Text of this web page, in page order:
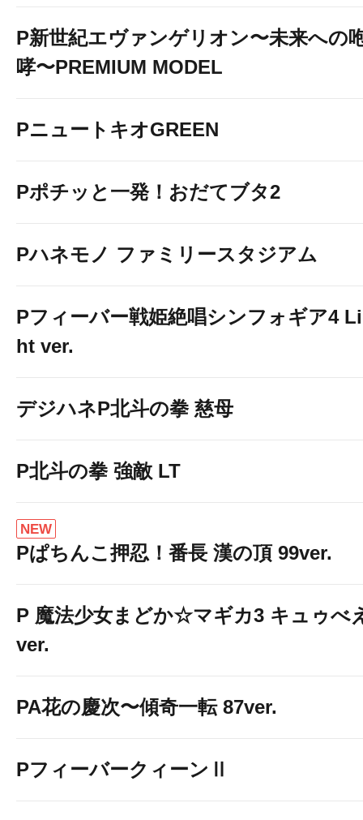
P新世紀エヴァンゲリオン〜未来への
哮〜PREMIUM MODEL
PニュートキオGREEN
Pポチッと一発！おだてブタ2
Pハネモノ ファミリースタジアム
Pフィーバー戦姫絶唱シンフォギア4
ht ver.
デジハネP北斗の拳 慈母
P北斗の拳 強敵 LT
NEW
Pぱちんこ押忍！番長 漢の頂 99ver.
P 魔法少女まどか☆マギカ3 キュゥべ
ver.
PA花の慶次〜傾奇一転 87ver.
PフィーバークィーンⅡ